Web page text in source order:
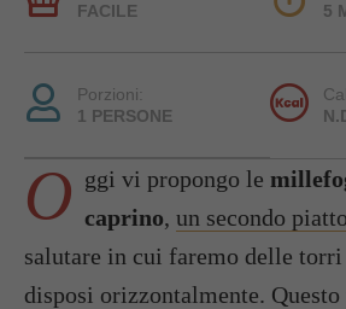
FACILE
5
Porzioni:
1 PERSONE
O ggi vi propongo le
caprino, un secondo
salutare in cui faremo delle
disposi orizzontalmente.